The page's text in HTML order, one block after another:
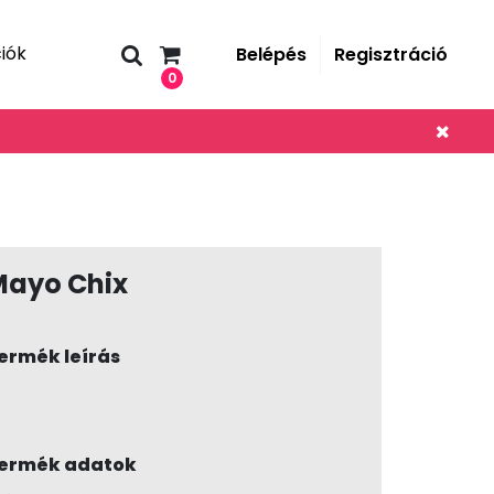
0
Belépés Regisztráció
Chix
leírás
adatok